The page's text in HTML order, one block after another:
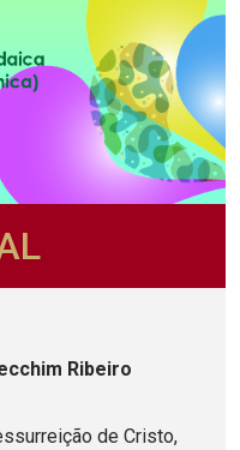
Ribeiro
de Cristo,